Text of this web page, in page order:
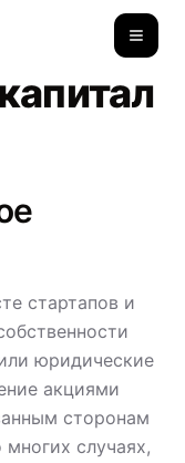
стартапов и
юридические
акциями
сторонам
случаях,